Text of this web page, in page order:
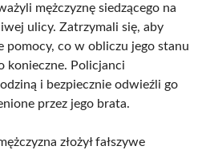
mężczyznę siedzącego na
ulicy. Zatrzymali się, aby
pomocy, co w obliczu jego stanu
konieczne. Policjanci
i bezpiecznie odwieźli go
przez jego brata.
złożył fałszywe